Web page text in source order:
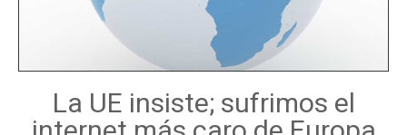
La UE insiste; sufrimos el